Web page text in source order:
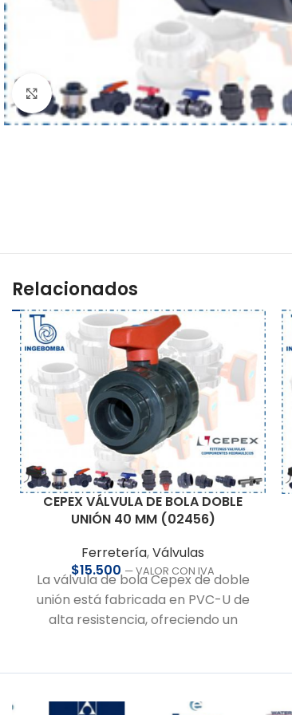
Haga clic para ampliar
Relacionados
CEPEX VÁLVULA DE BOLA DOBLE
UNIÓN 40 MM (02456)
Ferretería,Válvulas
$15.500 — VALOR CON IVA
La válvula de bola Cepex de doble
unión está fabricada en PVC-U de
alta resistencia, ofreciendo un
americana facilita el desarme y el
mantenimiento en instalaciones